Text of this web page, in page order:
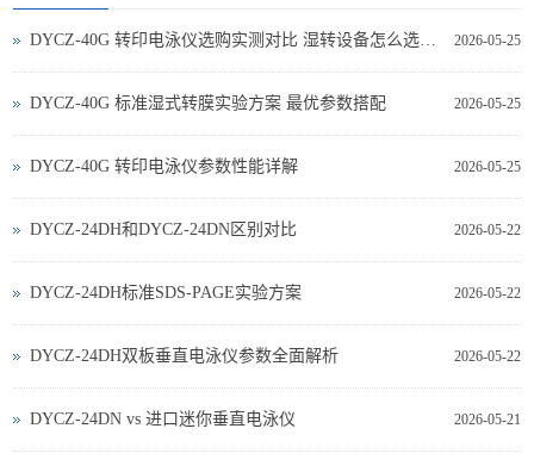
2026-05-25
DYCZ-40G 转印电泳仪选购实测对比 湿转设备怎么选不踩坑
2026-05-25
DYCZ-40G 标准湿式转膜实验方案 最优参数搭配
2026-05-25
DYCZ-40G 转印电泳仪参数性能详解
2026-05-22
DYCZ-24DH和DYCZ-24DN区别对比
2026-05-22
DYCZ-24DH标准SDS-PAGE实验方案
2026-05-22
DYCZ-24DH双板垂直电泳仪参数全面解析
2026-05-21
DYCZ‑24DN vs 进口迷你垂直电泳仪